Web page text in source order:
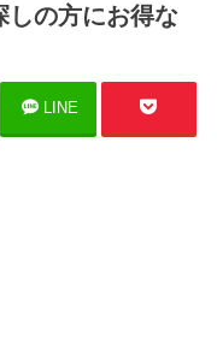
しの方にお得な
LINE